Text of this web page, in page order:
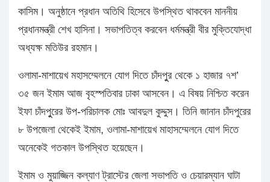
কাসিম। অনুষ্ঠানে প্রধান অতিথি হিসেবে উপস্থিত থাকবেন মাননীয়
প্রধানমন্ত্রী শেখ হাসিনা। সভাপতিত্ব করবেন ধর্মমন্ত্রী বীর মুক্তিযোদ্ধা
অধ্যক্ষ মতিউর রহমান।
ওলামা-মাশায়েখ মহাসম্মেলনে যোগ দিতে চাঁদপুুর থেকে ১ হাজার ৭শ’
৩৫ জন ইমাম আজ বৃহস্পতিবার ঢাকা আসবেন। এ বিষয় নিশ্চিত করেন
ইফা চাঁদপুুরের উপ-পরিচালক মোঃ আবদুল কুদ্দুস। তিনি জানান চাঁদপুরের
৮ উপজেলা থেকেই ইমাম, ওলামা-মাশায়েখ মাহাসম্মেলনে যোগ দিতে
অনেকেই গতকাল উপস্থিত হয়েছেন।
ইমাম ও মুয়াজ্জিন কল্যাণ ট্রাস্টের জেলা সভাপতি ও চেয়ারম্যান ঘাটা